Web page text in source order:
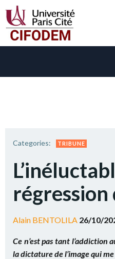
Categories: TRIBUNE
régression
Alain BENTOLILA 26/10/
Ce n’est pas tant l’addiction
la dictature de l’image qui